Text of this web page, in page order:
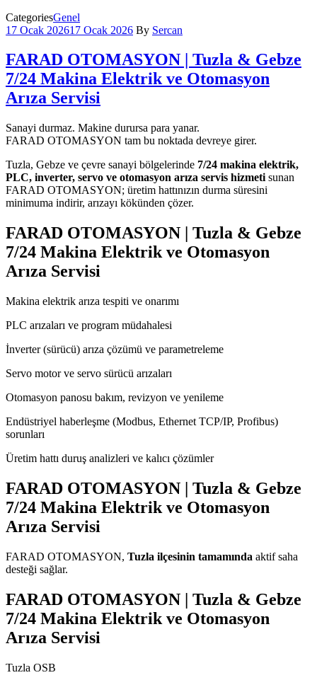
CategoriesGenel
17 Ocak 202617 Ocak 2026 By Sercan
FARAD OTOMASYON | Tuzla & Gebze
7/24 Makina Elektrik ve Otomasyon
Arıza Servisi
Sanayi durmaz. Makine durursa para yanar.
FARAD OTOMASYON tam bu noktada devreye girer.
Tuzla, Gebze ve çevre sanayi bölgelerinde 7/24 makina elektrik,
PLC, inverter, servo ve otomasyon arıza servis hizmeti sunan
FARAD OTOMASYON; üretim hattınızın durma süresini
minimuma indirir, arızayı kökünden çözer.
FARAD OTOMASYON | Tuzla & Gebze
7/24 Makina Elektrik ve Otomasyon
Arıza Servisi
Makina elektrik arıza tespiti ve onarımı
PLC arızaları ve program müdahalesi
İnverter (sürücü) arıza çözümü ve parametreleme
Servo motor ve servo sürücü arızaları
Otomasyon panosu bakım, revizyon ve yenileme
Endüstriyel haberleşme (Modbus, Ethernet TCP/IP, Profibus)
sorunları
Üretim hattı duruş analizleri ve kalıcı çözümler
FARAD OTOMASYON | Tuzla & Gebze
7/24 Makina Elektrik ve Otomasyon
Arıza Servisi
FARAD OTOMASYON, Tuzla ilçesinin tamamında aktif saha
desteği sağlar.
FARAD OTOMASYON | Tuzla & Gebze
7/24 Makina Elektrik ve Otomasyon
Arıza Servisi
Tuzla OSB